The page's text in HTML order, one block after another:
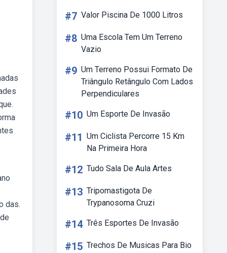
das.
#7 Valor Piscina De 1000 Litros
#8 Uma Escola Tem Um Terreno
Vazio
#9 Um Terreno Possui Formato De
Triângulo Retângulo Com Lados
Perpendiculares
#10 Um Esporte De Invasão
#11 Um Ciclista Percorre 15 Km
Na Primeira Hora
#12 Tudo Sala De Aula Artes
#13 Tripomastigota De
Trypanosoma Cruzi
#14 Três Esportes De Invasão
#15 Trechos De Musicas Para Bio